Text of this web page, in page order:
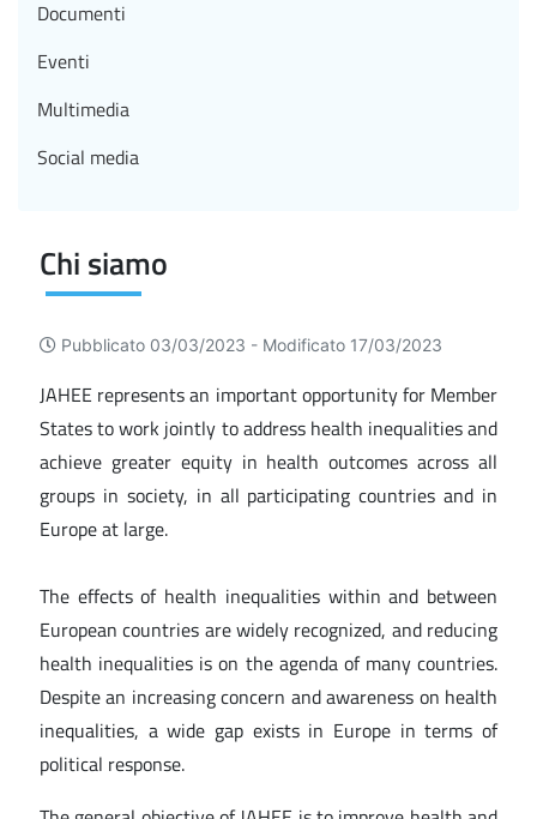
Chi siamo
Pubblicato 03/03/2023 - Modificato 17/03/2023
JAHEE represents an important opportunity for Member
States to work jointly to address health inequalities and
achieve greater equity in health outcomes across all
groups in society, in all participating countries and in
Europe at large.
The effects of health inequalities within and between
European countries are widely recognized, and reducing
health inequalities is on the agenda of many countries.
Despite an increasing concern and awareness on health
inequalities, a wide gap exists in Europe in terms of
political response.
Documenti
Eventi
Multimedia
Social media